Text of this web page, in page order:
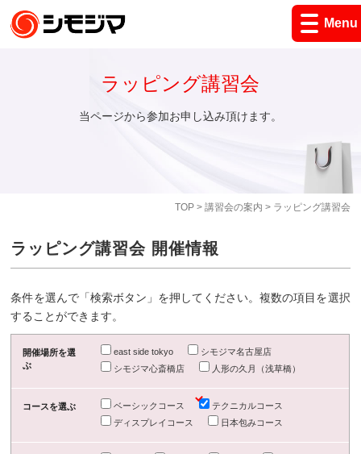
Menu
TOP> 講習会の案内 > ラッピング講習会
ラッピング講習会
当ページから参加お申し込み頂けます。
ラッピング講習会 開催情報
条件を選んで「検索ボタン」を押してください。複数の項目を選択
することができます。
開催場所を選
ぶ
east side tokyo
シモジマ名古屋店
シモジマ心斎橋店
人形の久月（浅草橋）
コースを選ぶ ベーシックコース
テクニカルコース
ディスプレイコース
日本包みコース